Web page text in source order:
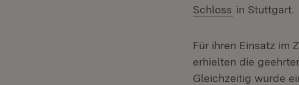
Schloss (Öffnet in
in Stuttgart.
Für ihren Einsatz im
erhielten die
Gleichzeitig wurde